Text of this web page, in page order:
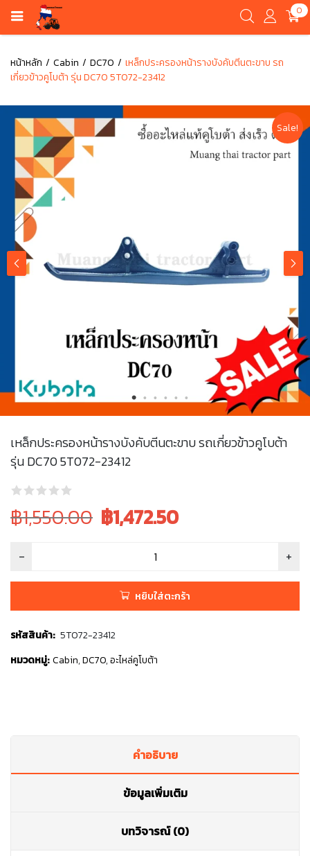
0
หน้าหลัก Cabin DC70
เหล็กประครองหน้ารางบังคับตีนตะขาบ รถ
เกี่ยวข้าวคูโบต้า รุ่น DC70 5T072-23412
Sale!
เหล็กประครองหน้ารางบังคับตีนตะขาบ รถเกี่ยวข้าวคูโบต้า
รุ่น DC70 5T072-23412
Original
price
was:
฿1,550.00 Current
price
฿1,472.50
หยิบใส่ตะกร้า
รหัสสินค้า: 5T072-23412
หมวดหมู่: Cabin,DC70,อะไหล่คูโบต้า
คำอธิบาย
ข้อมูลเพิ่มเติม
บทวิจารณ์ (0)